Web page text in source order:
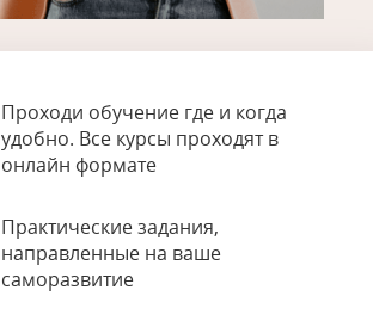
Проходи обучение где и когда
удобно. Все курсы проходят в
онлайн формате
Практические задания,
направленные на ваше
саморазвитие